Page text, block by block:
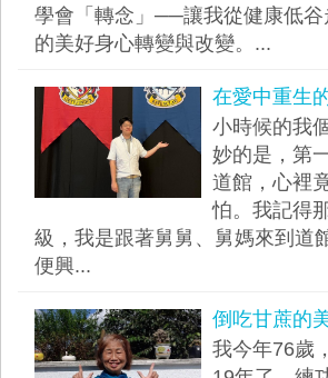
學會「轉念」──讓我從健康低谷
的美好身心轉變與改變。...
在愛中重生
小時候的我
妙的是，第
道館，心裡
怕。我記得
級，我是跟著舅舅、舅媽來到道
便興...
倒吃甘蔗的
我今年76歲